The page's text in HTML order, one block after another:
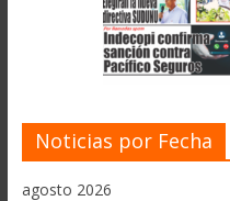
Noticias por Fecha
agosto 2026